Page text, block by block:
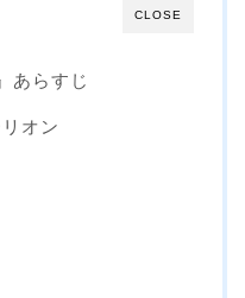
CLOSE
あらすじ
オン